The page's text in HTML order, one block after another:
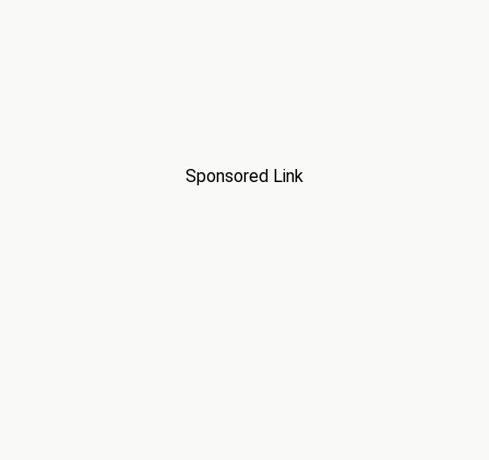
Sponsored Link